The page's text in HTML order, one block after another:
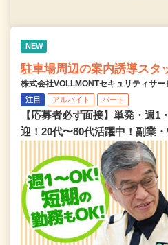
NEW
駐車場周辺の案内誘導スタ
株式会社VOLLMONTセキュリティサ
注目 アルバイト パート
【応募者必ず面接】単発・週1
迎！20代〜80代活躍中！副業・